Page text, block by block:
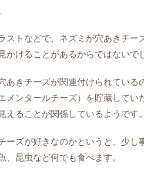
ストなどで、ネズミが穴あきチ
かけることがあるからではないで
あきチーズが関連付けられている
メンタールチーズ）を貯蔵してい
えることが関係しているようです。
ーズが好きなのかというと、少し
、昆虫など何でも食べます。